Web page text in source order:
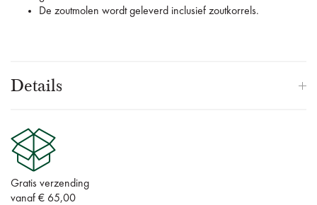
De zoutmolen wordt geleverd inclusief zoutkorrels.
Details
Gratis verzending
vanaf € 65,00